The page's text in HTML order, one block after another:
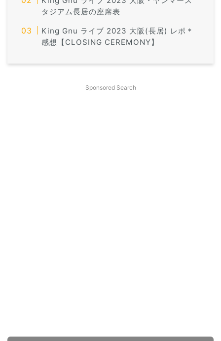
タジアム長居の座席表
King Gnu ライブ 2023 大阪(長居) レポ＊
感想【CLOSING CEREMONY】
Sponsored Search